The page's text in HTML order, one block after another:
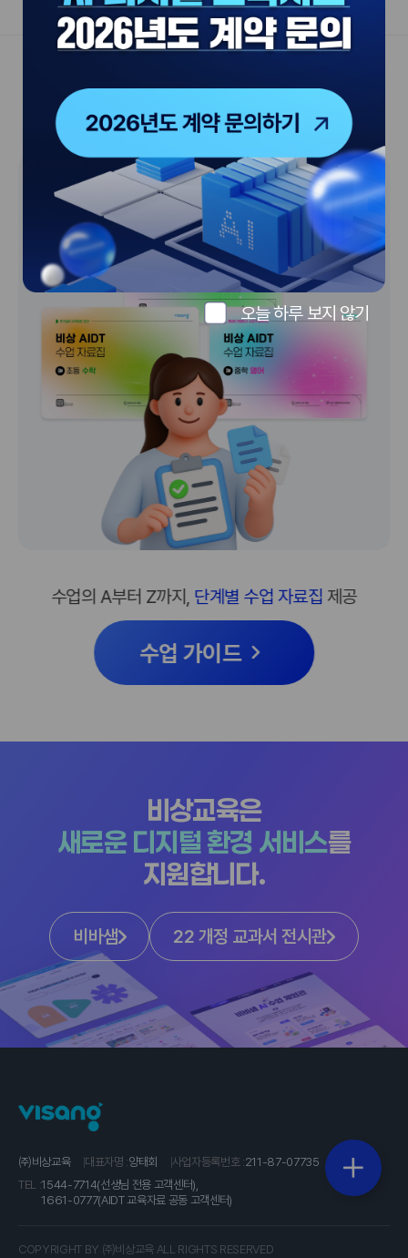
수업의 A부터 Z까지, 단계별 수업 자료집 제공
수업 가이드
비상교육은
새로운 디지털 환경 서비스를
지원합니다.
비바샘 22 개정 교과서 전시관
오늘 하루 보지 않기
㈜비상교육 대표자명 :양태회 사업자등록번호 :211-87-07735
TEL :1544-7714(선생님 전용 고객센터),
1661-0777(AIDT 교육자료 공동 고객센터)
COPYRIGHT BY ㈜비상교육 ALL RIGHTS RESERVED